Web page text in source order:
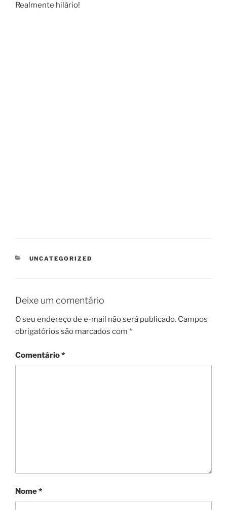
Realmente hilário!
CATEGORIAS
UNCATEGORIZED
Deixe um comentário
O seu endereço de e-mail não será publicado. Campos
obrigatórios são marcados com *
Comentário*
Nome*